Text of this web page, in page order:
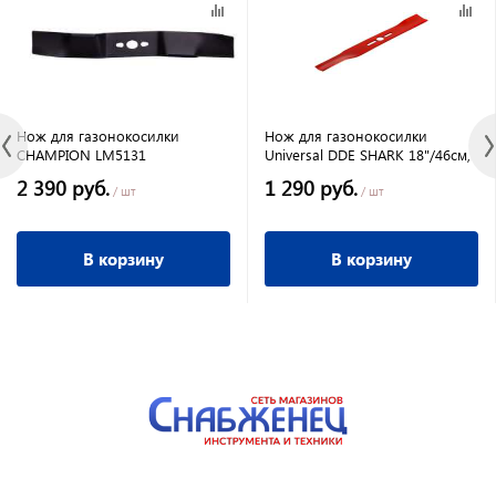
Нож для газонокосилки
CHAMPION LM5131
2 390 руб. / шт
В корзину
Нож для газонокосилки
Universal DDE SHARK 18"/46см,
1 290 руб. / шт
В корзину